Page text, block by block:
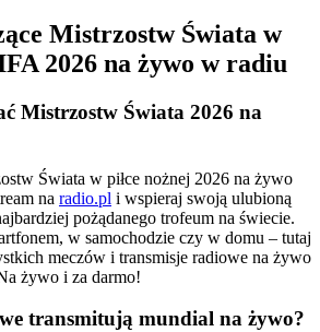
Mistrzostw Świata w
2026 na żywo w radiu
Mistrzostw Świata 2026 na
Świata w piłce nożnej 2026 na żywo
na radio.pl i wspieraj swoją ulubioną
pożądanego trofeum na świecie.
w samochodzie czy w domu – tutaj
meczów i transmisje radiowe na żywo
żywo i za darmo!
transmitują mundial na żywo?